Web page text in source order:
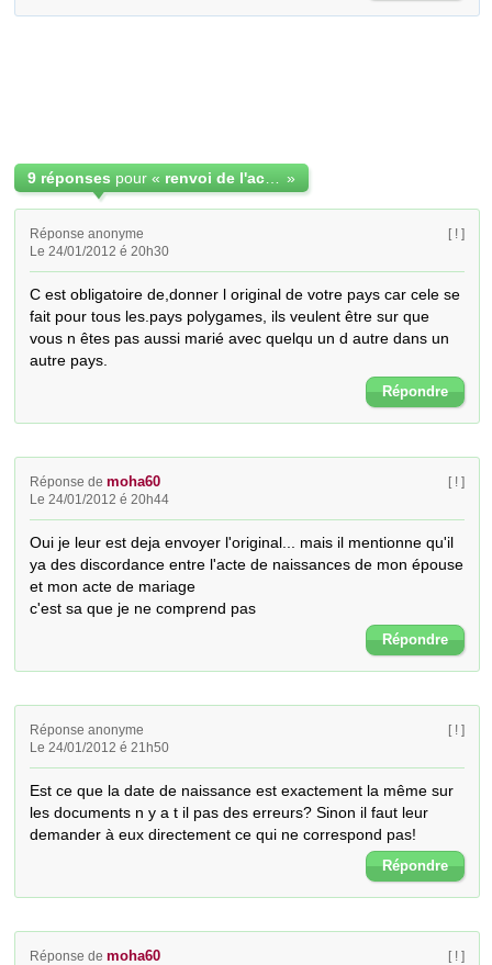
9 réponses pour « »
Réponse anonyme
Le 24/01/2012 é 20h30
[ ! ]
C est obligatoire de,donner l original de votre pays car cele se
fait pour tous les.pays polygames, ils veulent être sur que
vous n êtes pas aussi marié avec quelqu un d autre dans un
autre pays.
Répondre
Réponse demoha60
Le 24/01/2012 é 20h44
[ ! ]
Oui je leur est deja envoyer l'original... mais il mentionne qu'il
ya des discordance entre l'acte de naissances de mon épouse
et mon acte de mariage
c'est sa que je ne comprend pas
Répondre
Réponse anonyme
Le 24/01/2012 é 21h50
[ ! ]
Est ce que la date de naissance est exactement la même sur
les documents n y a t il pas des erreurs? Sinon il faut leur
demander à eux directement ce qui ne correspond pas!
Répondre
Réponse demoha60 [ ! ]